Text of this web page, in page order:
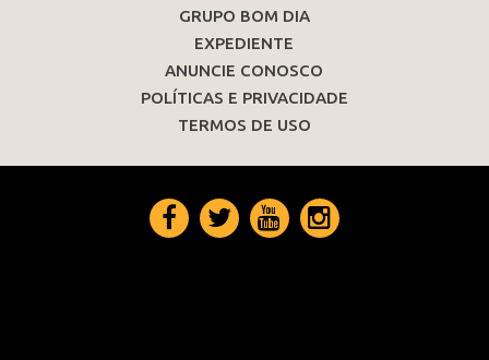
GRUPO BOM DIA
EXPEDIENTE
ANUNCIE CONOSCO
POLÍTICAS E PRIVACIDADE
TERMOS DE USO